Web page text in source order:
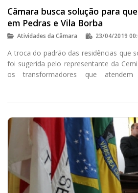
Câmara busca solução para
em Pedras e Vila Borba
Atividades da Câmara 23/04/2019
A troca do padrão das residências que
foi sugerida pelo representante da
os transformadores que atendem